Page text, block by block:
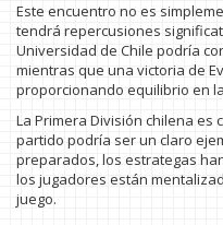
Este encuentro no es
tendrá repercusiones
Universidad de Chile podría
mientras que una victoria de
proporcionando equilibrio en
La Primera División chilena es
partido podría ser un claro
preparados, los estrategas
los jugadores están
juego.